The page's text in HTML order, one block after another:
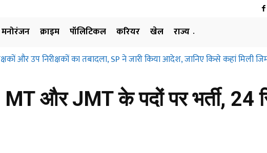
मनोरंजन क्राइम पॉलिटिकल करियर खेल
राज्य
और उप निरीक्षकों का तबादला, SP ने जारी किया आदेश, जानिए किसे कहां मिली
और JMT के पदों पर भर्ती, 24